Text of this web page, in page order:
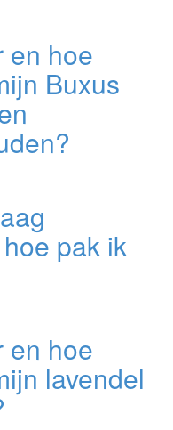
en hoe
Buxus
pak ik
en hoe
lavendel